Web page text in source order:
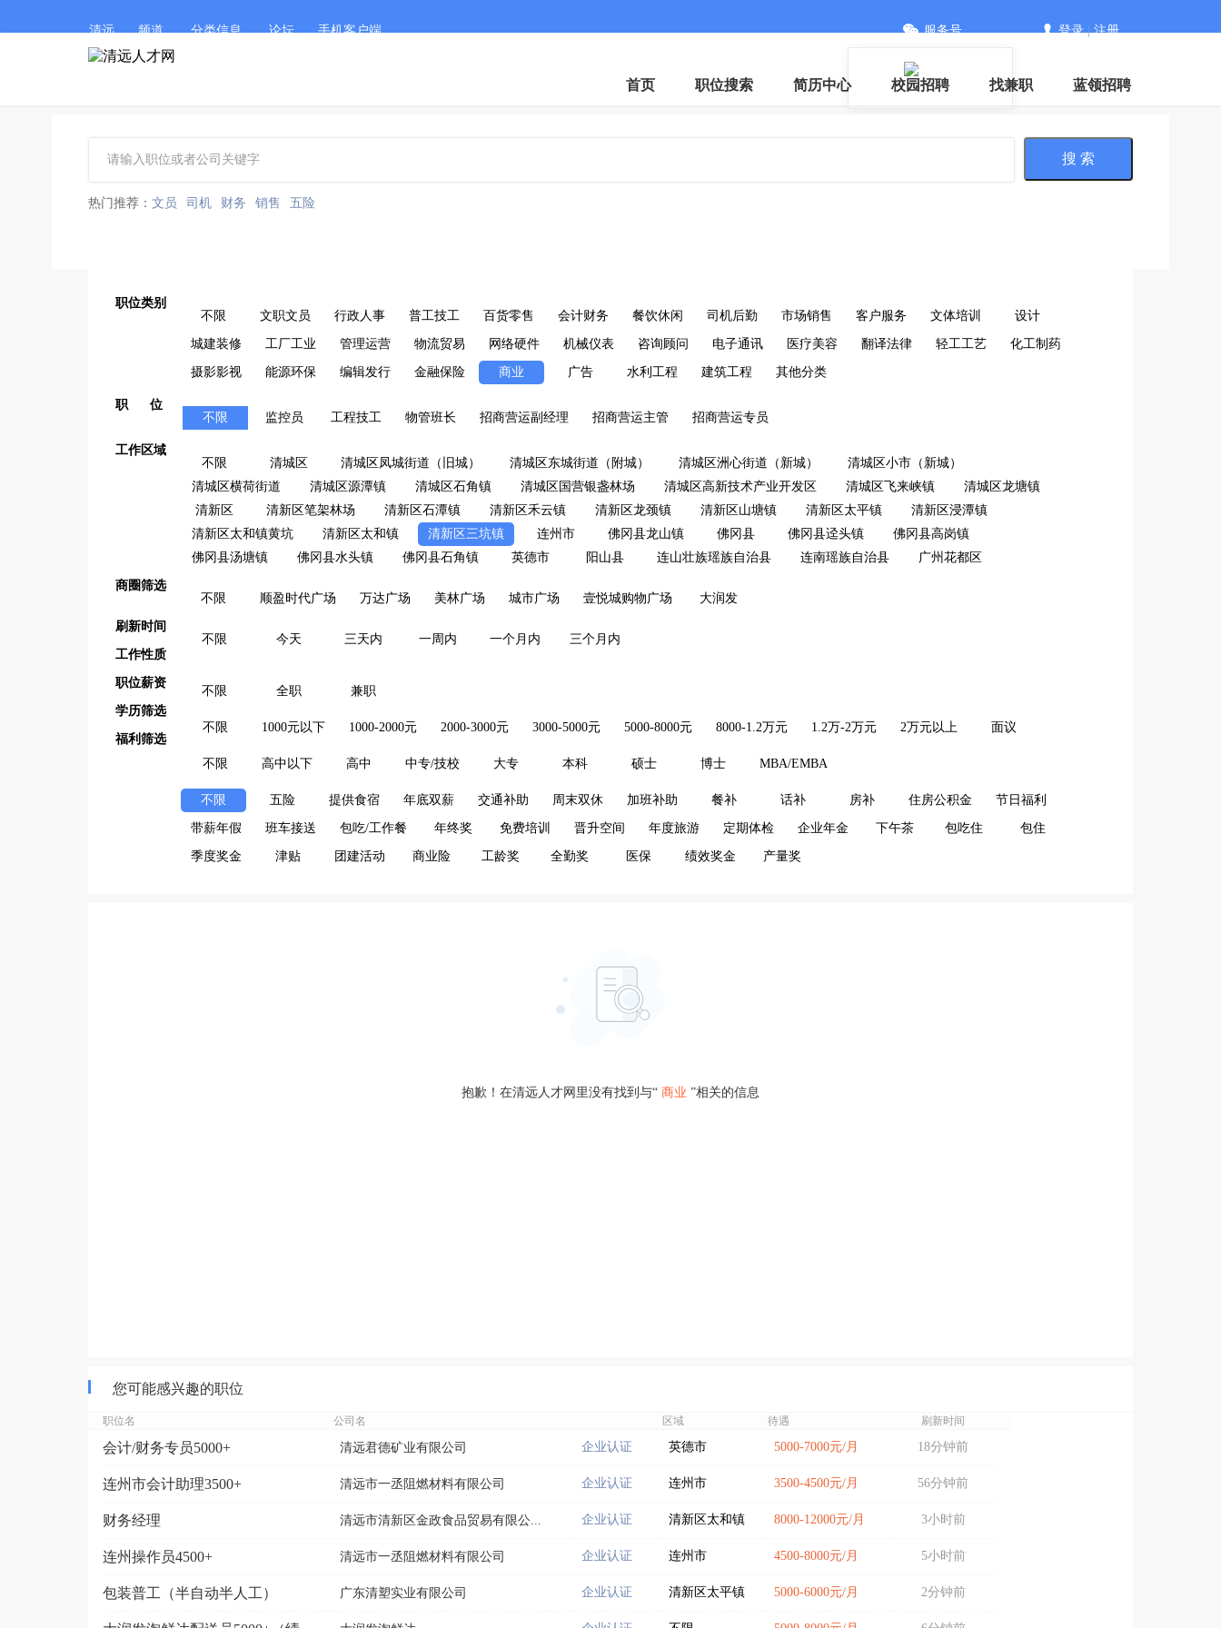
清远 频道 分类信息 论坛 手机客户端 服务号 登录|注册
首页 职位搜索 简历中心 校园招聘 找兼职 蓝领招聘
搜 索
热门推荐： 文员 司机 财务 销售 五险
职位类别
不限
文职文员 行政人事 普工技工 百货零售 会计财务 餐饮休闲 司机后勤 市场销售 客户服务 文体培训 设计
城建装修 工厂工业 管理运营 物流贸易 网络硬件 机械仪表 咨询顾问 电子通讯 医疗美容 翻译法律 轻工工艺 化工制药
摄影影视 能源环保 编辑发行 金融保险 商业 广告 水利工程 建筑工程 其他分类
职 位
不限
监控员 工程技工 物管班长 招商营运副经理 招商营运主管 招商营运专员
工作区域
不限
清城区 清城区凤城街道（旧城） 清城区东城街道（附城） 清城区洲心街道（新城）
清城区小市（新城）
清城区横荷街道
清城区源潭镇 清城区石角镇 清城区国营银盏林场 清城区高新技术产业开发区 清城区飞来峡镇
清城区龙塘镇
清新区
清新区笔架林场 清新区石潭镇 清新区禾云镇 清新区龙颈镇 清新区山塘镇 清新区太平镇
清新区浸潭镇
清新区太和镇黄坑
清新区太和镇 清新区三坑镇 连州市 佛冈县龙山镇 佛冈县 佛冈县迳头镇
佛冈县高岗镇
佛冈县汤塘镇
佛冈县水头镇 佛冈县石角镇 英德市 阳山县 连山壮族瑶族自治县 连南瑶族自治县 广州花都区
商圈筛选
不限
顺盈时代广场 万达广场 美林广场 城市广场 壹悦城购物广场 大润发
刷新时间
不限
今天 三天内 一周内 一个月内
三个月内
工作性质
不限 全职 兼职
职位薪资
不限 1000元以下 1000-2000元 2000-3000元 3000-5000元 5000-8000元 8000-1.2万元 1.2万-2万元 2万元以上 面议
学历筛选
不限 高中以下 高中 中专/技校 大专 本科 硕士 博士 MBA/EMBA
福利筛选
不限 五险 提供食宿 年底双薪 交通补助 周末双休 加班补助 餐补 话补 房补 住房公积金 节日福利
带薪年假 班车接送 包吃/工作餐 年终奖 免费培训 晋升空间 年度旅游 定期体检 企业年金 下午茶 包吃住 包住
季度奖金 津贴 团建活动 商业险 工龄奖 全勤奖 医保 绩效奖金 产量奖
抱歉！在清远人才网里没有找到与“ 商业 ”相关的信息
您可能感兴趣的职位
职位名 公司名 区域 待遇 刷新时间
会计/财务专员5000+ 清远君德矿业有限公司 企业认证 英德市 5000-7000元/月 18分钟前
连州市会计助理3500+ 清远市一丞阻燃材料有限公司 企业认证 连州市 3500-4500元/月 56分钟前
财务经理 清远市清新区金政食品贸易有限公... 企业认证 清新区太和镇 8000-12000元/月 3小时前
连州操作员4500+ 清远市一丞阻燃材料有限公司 企业认证 连州市 4500-8000元/月 5小时前
包装普工（半自动半人工） 广东清塑实业有限公司 企业认证 清新区太平镇 5000-6000元/月 2分钟前